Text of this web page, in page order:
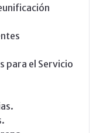
para el Servicio